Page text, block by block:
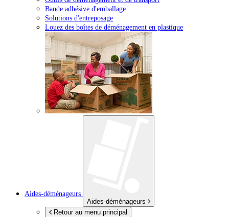
Bande adhésive d'emballage
Solutions d'entreposage
Louez des boîtes de déménagement en plastique
Aides-déménageurs
Aides-déménageurs
Retour au menu principal